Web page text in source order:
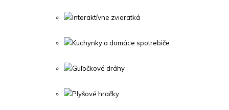
Interaktívne zvieratká
Kuchynky a domáce spotrebiče
Guľočkové dráhy
Plyšové hračky